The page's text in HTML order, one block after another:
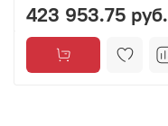
423 953.75 руб.